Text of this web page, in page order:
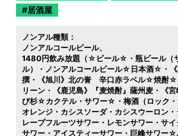
居酒屋
ノンアル種類：
ノンアルコールビール
1480円飲み放題（☆ビール☆・瓶ビール（
ル）・ノンアルコールビール☆日本酒☆・
撰・《旭川》北の誉 辛口赤ラベル☆焼酎☆
リーン・《鹿児島》『麦焼酎』薩州麦・《
び杉☆カクテル・サワー☆・梅酒（ロック・
オレンジ・カシスソーダ・カシスウーロン
レープフルーツサワー・レモンサワー・サ
サワー・アイスティーサワー・巨峰サワー